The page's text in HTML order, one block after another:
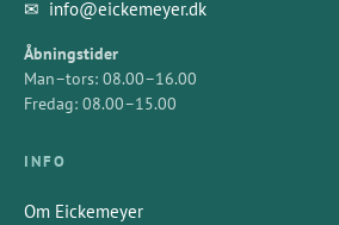
✉ info@eickemeyer.dk
Åbningstider
Man–tors: 08.00–16.00
Fredag: 08.00–15.00
INFO
Om Eickemeyer